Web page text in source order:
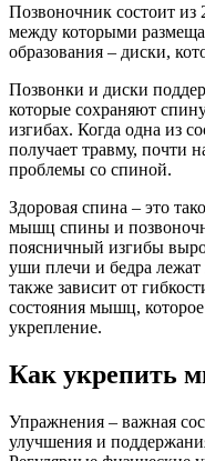
Позвоночник состоит
между которыми
образования – диски,
Позвонки и диски
которые сохраняют
изгибах. Когда одна из
получает травму, почти
проблемы со спиной.
Здоровая спина – это
мышц спины и
поясничный изгибы
уши плечи и бедра
также зависит от
состояния мышц,
укрепление.
Как укрепить
Упражнения – важная
улучшения и